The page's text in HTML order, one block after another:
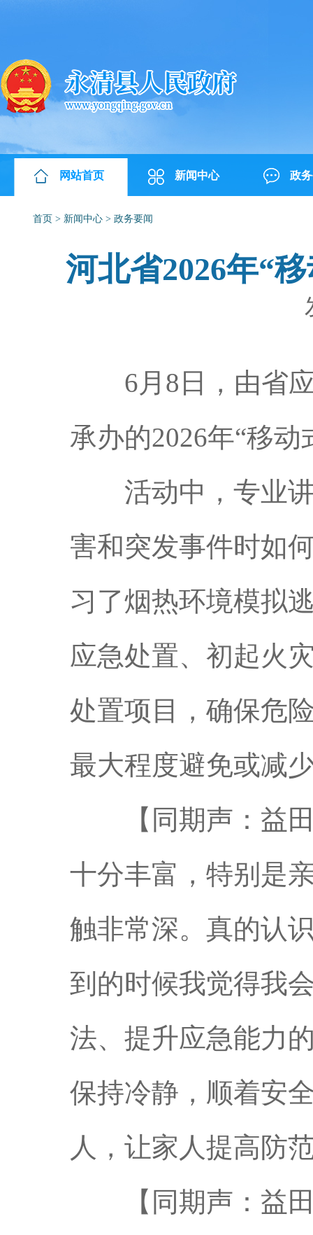
网站首页 新闻中心 政
首页 > 新闻中心 > 政务要闻
河北省2026年“
6月8日，由省应
承办的2026年“移
活动中，专业讲
害和突发事件时如
习了烟热环境模拟
应急处置、初起火
处置项目，确保危
最大程度避免或减
【同期声：益田
十分丰富，特别是
触非常深。真的认
到的时候我觉得我
法、提升应急能力
保持冷静，顺着安
人，让家人提高防
【同期声：益田